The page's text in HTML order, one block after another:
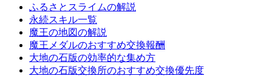
ふるさとスライムの解説
永続スキル一覧
魔王の地図の解説
魔王メダルのおすすめ交換報酬
大地の石版の効率的な集め方
大地の石版交換所のおすすめ交換優先度